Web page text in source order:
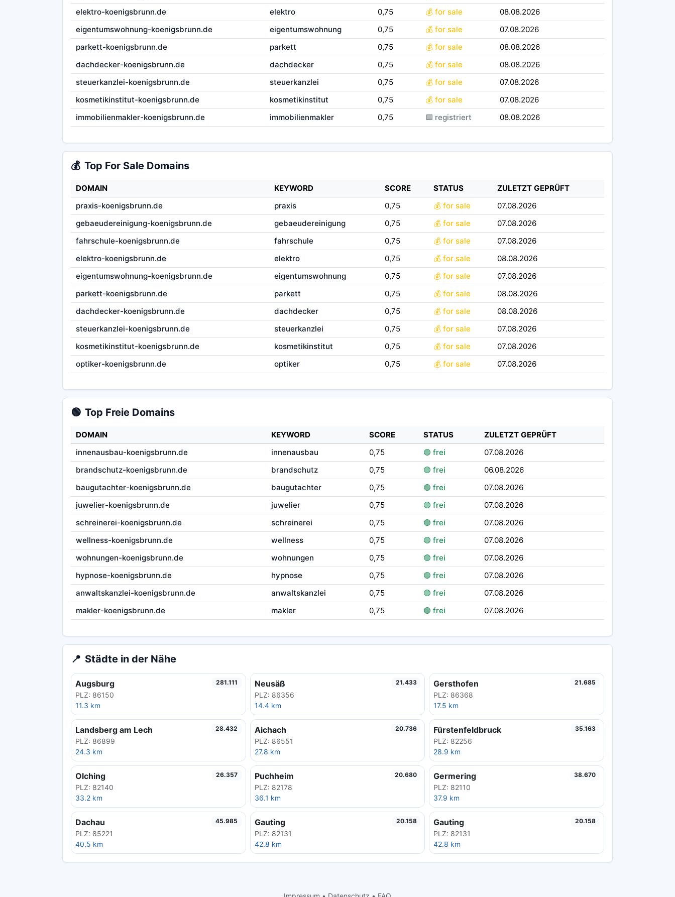
elektro-koenigsbrunn.de
elektro 0,75 💰 for sale
08.08.2026
eigentumswohnung-koenigsbrunn.de
eigentumswohnung 0,75 💰 for sale
07.08.2026
parkett-koenigsbrunn.de
parkett 0,75 💰 for sale
08.08.2026
dachdecker-koenigsbrunn.de
dachdecker 0,75 💰 for sale
08.08.2026
steuerkanzlei-koenigsbrunn.de
steuerkanzlei 0,75 💰 for sale
07.08.2026
kosmetikinstitut-koenigsbrunn.de
kosmetikinstitut 0,75 💰 for sale
07.08.2026
immobilienmakler-koenigsbrunn.de
immobilienmakler 0,75 🟪 registriert 08.08.2026
💰 Top For Sale Domains
DOMAIN KEYWORD SCORE STATUS
ZULETZT GEPRÜFT
praxis-koenigsbrunn.de
praxis 0,75 💰 for sale
07.08.2026
gebaeudereinigung-koenigsbrunn.de
gebaeudereinigung 0,75 💰 for sale
07.08.2026
fahrschule-koenigsbrunn.de
fahrschule 0,75 💰 for sale
07.08.2026
elektro-koenigsbrunn.de
elektro 0,75 💰 for sale
08.08.2026
eigentumswohnung-koenigsbrunn.de
eigentumswohnung 0,75 💰 for sale
07.08.2026
parkett-koenigsbrunn.de
parkett 0,75 💰 for sale
08.08.2026
dachdecker-koenigsbrunn.de
dachdecker 0,75 💰 for sale
08.08.2026
steuerkanzlei-koenigsbrunn.de
steuerkanzlei 0,75 💰 for sale
07.08.2026
kosmetikinstitut-koenigsbrunn.de
kosmetikinstitut 0,75 💰 for sale
07.08.2026
optiker-koenigsbrunn.de
optiker 0,75 💰 for sale 07.08.2026
🟢 Top Freie Domains
DOMAIN KEYWORD SCORE STATUS
ZULETZT GEPRÜFT
innenausbau-koenigsbrunn.de
innenausbau 0,75 🟢 frei
07.08.2026
brandschutz-koenigsbrunn.de
brandschutz 0,75 🟢 frei
06.08.2026
baugutachter-koenigsbrunn.de
baugutachter 0,75 🟢 frei
07.08.2026
juwelier-koenigsbrunn.de
juwelier 0,75 🟢 frei
07.08.2026
schreinerei-koenigsbrunn.de
schreinerei 0,75 🟢 frei
07.08.2026
wellness-koenigsbrunn.de
wellness 0,75 🟢 frei
07.08.2026
wohnungen-koenigsbrunn.de
wohnungen 0,75 🟢 frei
07.08.2026
hypnose-koenigsbrunn.de
hypnose 0,75 🟢 frei
07.08.2026
anwaltskanzlei-koenigsbrunn.de
anwaltskanzlei 0,75 🟢 frei
07.08.2026
makler-koenigsbrunn.de
makler 0,75 🟢 frei 07.08.2026
📍 Städte in der Nähe
Augsburg
PLZ: 86150
11.3 km
281.111 Neusäß
PLZ: 86356
14.4 km
21.433 Gersthofen
PLZ: 86368
17.5 km
21.685
Landsberg am Lech
PLZ: 86899
24.3 km
28.432 Aichach
PLZ: 86551
27.8 km
20.736 Fürstenfeldbruck
PLZ: 82256
28.9 km
35.163
Olching
PLZ: 82140
33.2 km
26.357 Puchheim
PLZ: 82178
36.1 km
20.680 Germering
PLZ: 82110
37.9 km
38.670
Dachau
PLZ: 85221
40.5 km
45.985 Gauting
PLZ: 82131
42.8 km
20.158 Gauting
PLZ: 82131
42.8 km
20.158